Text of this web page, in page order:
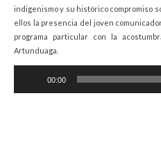
indigenismo y su histórico compromiso
ellos la presencia del joven
programa particular con la
Artunduaga.
Player
00:00